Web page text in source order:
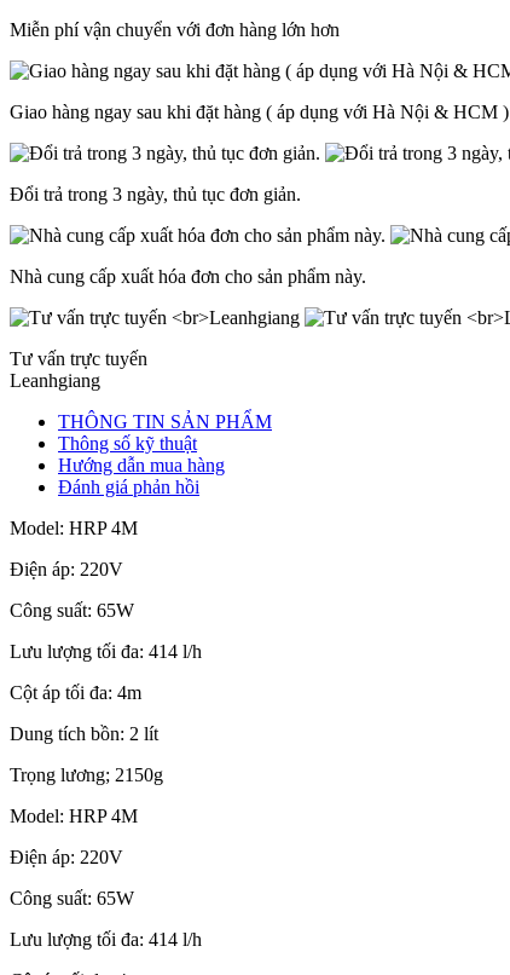
Miễn phí vận chuyển với đơn hàng lớn hơn
Giao hàng ngay sau khi đặt hàng ( áp dụng với Hà Nội & HCM )
Đổi trả trong 3 ngày, thủ tục đơn giản.
Nhà cung cấp xuất hóa đơn cho sản phẩm này.
Tư vấn trực tuyến
Leanhgiang
THÔNG TIN SẢN PHẨM
Thông số kỹ thuật
Hướng dẫn mua hàng
Đánh giá phản hồi
Model: HRP 4M
Điện áp: 220V
Công suất: 65W
Lưu lượng tối đa: 414 l/h
Cột áp tối đa: 4m
Dung tích bồn: 2 lít
Trọng lương; 2150g
Model: HRP 4M
Điện áp: 220V
Công suất: 65W
Lưu lượng tối đa: 414 l/h